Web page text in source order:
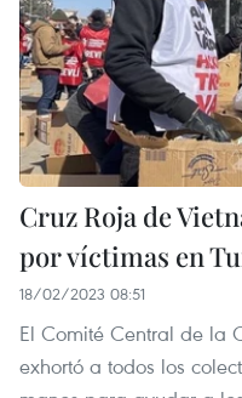
Cruz Roja de
por víctimas en
18/02/2023 08:51
El Comité Central de la
exhortó a todos los